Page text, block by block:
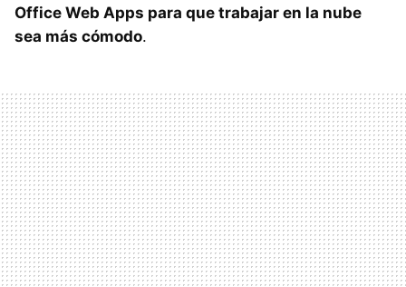
Office Web Apps para que trabajar en la nube
sea más cómodo.